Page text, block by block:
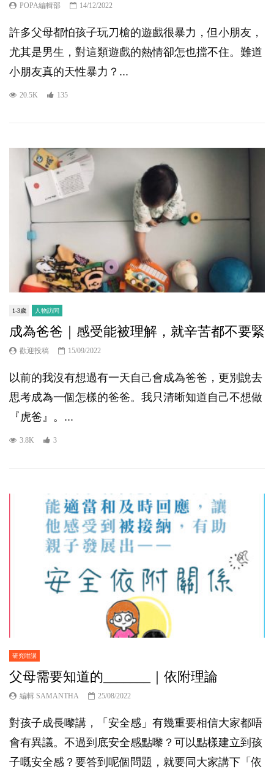
POPA編輯部 14/12/2022
許多父母都怕孩子玩刀槍的遊戲很暴力，但小朋友，
尤其是男生，對這類遊戲的熱情卻怎也擋不住。難道
小朋友真的天性暴力？...
20.5K 135
1-3歲 人物訪問
成為爸爸｜感受能被理解，就辛苦都不要緊
歡迎投稿 15/09/2022
以前的我沒有想過有一天自己會成為爸爸，更別說去
思考成為一個怎樣的爸爸。我只清晰知道自己不想做
『虎爸』。...
3.8K 3
研究咁講
父母需要知道的_______｜依附理論
編輯 SAMANTHA 25/08/2022
對孩子成長嚟講，「安全感」有幾重要相信大家都唔
會有異議。不過到底安全感點嚟？可以點樣建立到孩
子嘅安全感？要答到呢個問題，就要同大家講下「依